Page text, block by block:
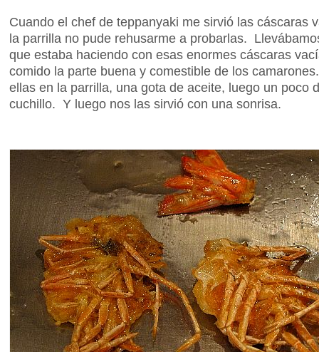
Cuando el chef de teppanyaki me sirvió las cáscaras
la parrilla no pude rehusarme a probarlas.
que estaba haciendo con esas enormes cáscaras
comido la parte buena y comestible de los
ellas en la parrilla, una gota de aceite, luego un poco
cuchillo. Y luego nos las sirvió con una sonrisa.